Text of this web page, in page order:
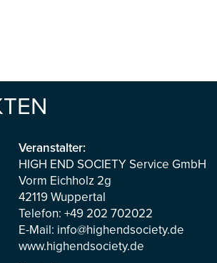
Veranstalter:
HIGH END SOCIETY Service GmbH
Vorm Eichholz 2g
42119 Wuppertal
Telefon: +49 202 702022
E-Mail: info@highendsociety.de
www.highendsociety.de